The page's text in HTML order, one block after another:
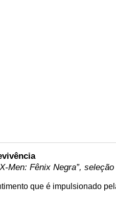
Men: Fênix Negra”,
que é impulsionado